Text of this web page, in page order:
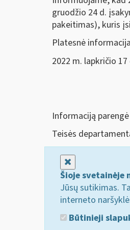
gruodžio 24 d.
pakeitimas), kuris
Platesnė
2022 m. lapkričio
Informaciją parengė
Teisės
Šioje svetainėje
Jūsų sutikimas.
interneto
Būtinieji